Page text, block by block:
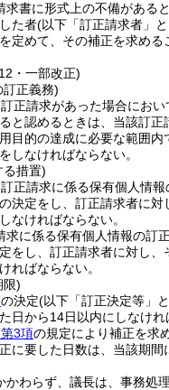
求書に形式上の不備がある
た者(以下「訂正請求者」
定めて、その補正を求める
・一部改正)
正義務)
正請求があった場合におい
と認めるときは、当該訂正
目的の達成に必要な範囲内
しなければならない。
る措置)
正請求に係る保有個人情報
決定をし、訂正請求者に対
なければならない。
求に係る保有個人情報の訂
をし、訂正請求者に対し、
ればならない。
限)
の決定(以下「訂正決定等」
日から14日以内にしなけれ
3項の規定により補正を求
に要した日数は、当該期間
かわらず、議長は、事務処